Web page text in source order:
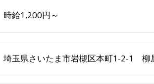
時給1,200円～
埼玉県さいたま市岩槻区本町1-2-1 柳